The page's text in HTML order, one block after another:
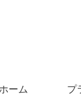
ホーム